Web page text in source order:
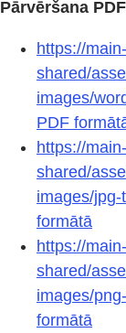
Pārvēršana
https://
shared/
images/
PDF
https://
shared/
images/jpg-
formātā
https://
shared/
images/
formātā